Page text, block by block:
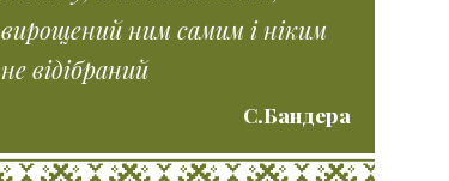
вирощений ним самим і ніким
не відібраний
С.Бандера